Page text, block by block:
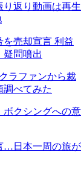
返り動画は再生
売却宣言 利益
疑問噴出
ラファンから裁
調べてみた
ボクシングへの意
…日本一周の旅が